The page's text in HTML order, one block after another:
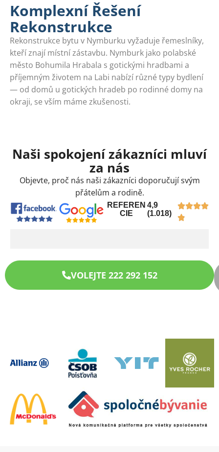
Komplexní Řešení
Rekonstrukce
Rekonstrukce bytu v Nymburku vyžaduje řemeslníky,
kteří znají místní zástavbu. Nymburk jako polabské
město Bohumila Hrabala s gotickými hradbami a
příjemným životem na Labi nabízí různé typy bydlení
— od domů u gotických hradeb po rodinné domy na
okraji, se vším máme zkušenosti.
Naši spokojení zákazníci mluví
za nás
Objevte, proč nás naši zákazníci doporučují svým
přátelům a rodině.
REFEREN
CIE
4,9
(1.018)
VOLEJTE 222 292 152